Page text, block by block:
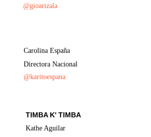
@gioarizala
Carolina España
Directora Nacional
@karitoespana
TIMBA K' TIMBA
Kathe Aguilar